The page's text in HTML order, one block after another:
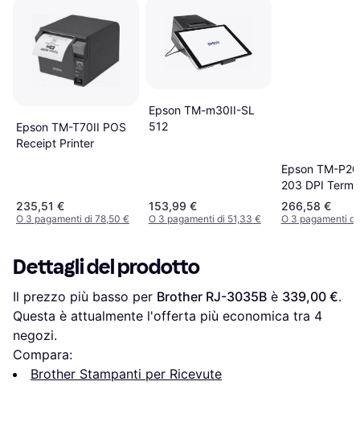
Epson TM-T70II POS
Receipt Printer
235,51 €
O 3 pagamenti di 78,50 €
Epson TM-m30II-SL
512
153,99 €
O 3 pagamenti di 51,33 €
Epson TM-
203 DPI
Stampante
266,58 €
O 3 pagamenti di
Dettagli del prodotto
Il prezzo più basso per Brother RJ-3035B è 339,00 €.
Questa è attualmente l'offerta più economica tra 4
negozi.
Compara:
Brother Stampanti per Ricevute